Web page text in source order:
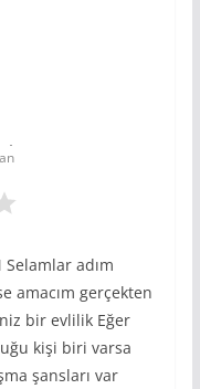
Selamlar adım
amacım gerçekten
bir evlilik Eğer
kişi biri varsa
şansları var